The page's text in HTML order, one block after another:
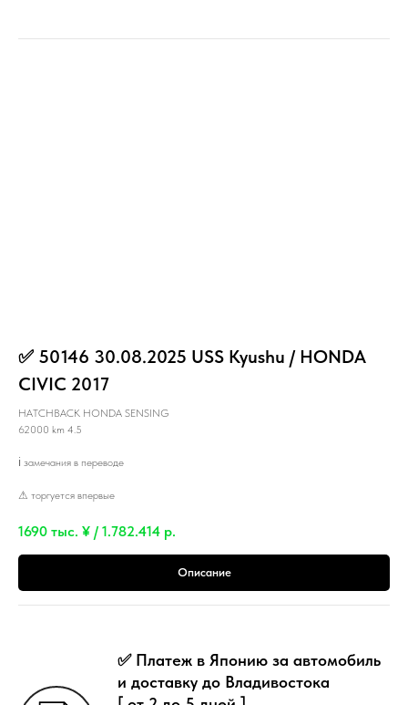
✅ 50146 30.08.2025 USS Kyushu / HONDA
CIVIC 2017
HATCHBACK HONDA SENSING
62000 km 4.5
ℹ замечания в переводе
⚠ торгуется впервые
1690 тыс. ¥ / 1.782.414 р.
Описание
✅ Платеж в Японию за автомобиль
и доставку до Владивостока